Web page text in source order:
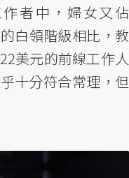
者中，婦女又佔
白領階級相比，教
美元的前線工作人
十分符合常理，但